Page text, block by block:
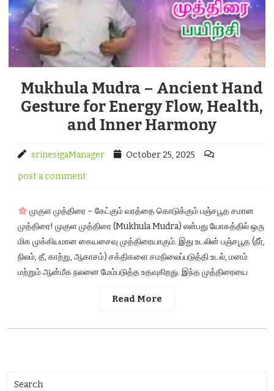
Mukhula Mudra – Ancient Hand
Gesture for Energy Flow, Health,
and Inner Harmony
srinesigaManager October 25, 2025
post a comment
முகுள முத்திரை – கேட்கும் வரத்தை கொடுக்கும் பஞ்சபூத சமான
முத்திரை! முகுள முத்திரை (Mukhula Mudra) என்பது யோகத்தில் ஒரு
மிக முக்கியமான கையசைவு முத்திரையாகும். இது உடலின் பஞ்சபூத (நீர்,
நிலம், தீ, காற்று, ஆகாசம்) சக்திகளை சமநிலைப்படுத்தி உடல், மனம்
மற்றும் ஆன்மீக நலனை மேம்படுத்த உதவுகிறது. இந்த முத்திரையை
Read More
Search